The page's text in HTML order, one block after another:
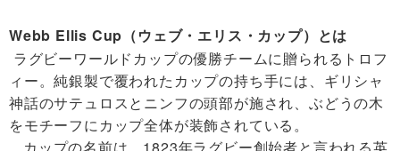
Webb Ellis Cup （ウェブ・エリス・カップ）とは
ラグビーワールドカップの優勝チームに贈られるトロフ
ィー。純銀製で覆われたカップの持ち手には、ギリシャ
神話のサテュロスとニンフの頭部が施され、ぶどうの木
をモチーフにカップ全体が装飾されている。
カップの名前は、1823年ラグビー創始者と言われる英